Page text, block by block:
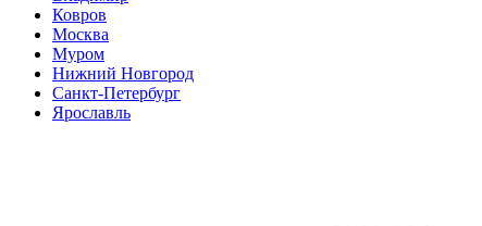
Ковров
Москва
Муром
Нижний Новгород
Санкт-Петербург
Ярославль